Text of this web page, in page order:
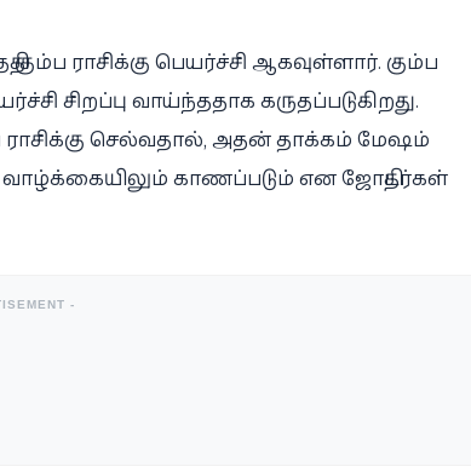
கும்ப ராசிக்கு பெயர்ச்சி ஆகவுள்ளார். கும்ப
சிறப்பு வாய்ந்ததாக கருதப்படுகிறது.
ராசிக்கு செல்வதால், அதன் தாக்கம் மேஷம்
காணப்படும் என ஜோதிடர்கள்
-